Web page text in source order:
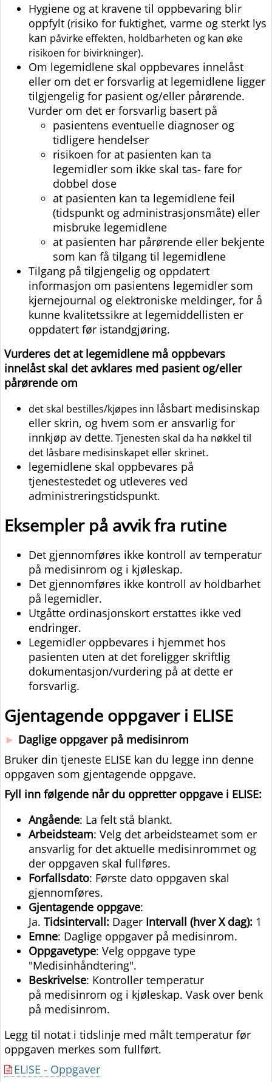
Hygiene og at kravene til oppbevaring blir
oppfylt (risiko for fuktighet, varme og sterkt lys
kan påvirke effekten, holdbarheten og kan øke
risikoen for bivirkninger).
Om legemidlene skal oppbevares innelåst
eller om det er forsvarlig at legemidlene ligger
tilgjengelig for pasient og/eller pårørende.
Vurder om det er forsvarlig basert på
pasientens eventuelle diagnoser og
tidligere hendelser
risikoen for at pasienten kan ta
legemidler som ikke skal tas- fare for
dobbel dose
at pasienten kan ta legemidlene feil
(tidspunkt og administrasjonsmåte) eller
misbruke legemidlene
at pasienten har pårørende eller bekjente
som kan få tilgang til legemidlene
Tilgang på tilgjengelig og oppdatert
informasjon om pasientens legemidler som
kjernejournal og elektroniske meldinger, for å
kunne kvalitetssikre at legemiddellisten er
oppdatert før istandgjøring.
Vurderes det at legemidlene må oppbevars
innelåst skal det avklares med pasient og/eller
pårørende om
det skal bestilles/kjøpes inn låsbart medisinskap
eller skrin, og hvem som er ansvarlig for
innkjøp av dette. Tjenesten skal da ha nøkkel til
det låsbare medisinskapet eller skrinet.
legemidlene skal oppbevares på
tjenestestedet og utleveres ved
administreringstidspunkt.
Eksempler på avvik fra rutine
Det gjennomføres ikke kontroll av temperatur
på medisinrom og i kjøleskap.
Det gjennomføres ikke kontroll av holdbarhet
på legemidler.
Utgåtte ordinasjonskort erstattes ikke ved
endringer.
Legemidler oppbevares i hjemmet hos
pasienten uten at det foreligger skriftlig
dokumentasjon/vurdering på at dette er
forsvarlig.
Gjentagende oppgaver i ELISE
► Daglige oppgaver på medisinrom
Bruker din tjeneste ELISE kan du legge inn denne
oppgaven som gjentagende oppgave.
Fyll inn følgende når du oppretter oppgave i ELISE:
Angående: La felt stå blankt.
Arbeidsteam: Velg det arbeidsteamet som er
ansvarlig for det aktuelle medisinrommet og
der oppgaven skal fullføres.
Forfallsdato: Første dato oppgaven skal
gjennomføres.
Gjentagende oppgave:
Ja. Tidsintervall: Dager Intervall (hver X dag): 1
Emne: Daglige oppgaver på medisinrom.
Oppgavetype: Velg oppgave type
"Medisinhåndtering".
Beskrivelse: Kontroller temperatur
på medisinrom og i kjøleskap. Vask over benk
på medisinrom.
Legg til notat i tidslinje med målt temperatur før
oppgaven merkes som fullført.
ELISE - Oppgaver